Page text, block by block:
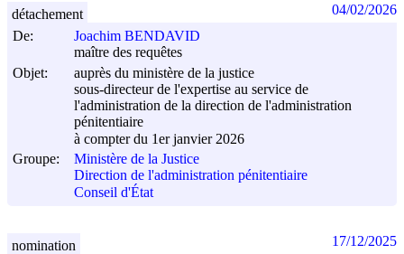
De:
Joachim BENDAVID
maître des requêtes
Objet:
auprès du ministère de la justice
sous-directeur de l'expertise au service de
l'administration de la direction de l'administration
pénitentiaire
à compter du 1er janvier 2026
Groupe:
Ministère de la Justice
Direction de l'administration pénitentiaire
Conseil d'État
détachement 04/02/2026
nomination 17/12/2025